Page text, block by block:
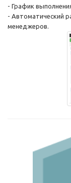
- График
- Автоматический
менеджеров.